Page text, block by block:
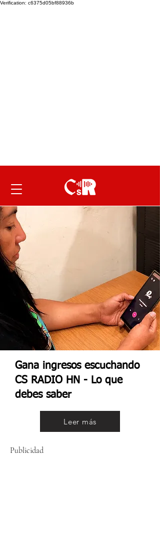
Verification: c6375d05bf88936b
Gana ingresos escuchando
CS RADIO HN - Lo que
debes saber
Leer más
Publicidad